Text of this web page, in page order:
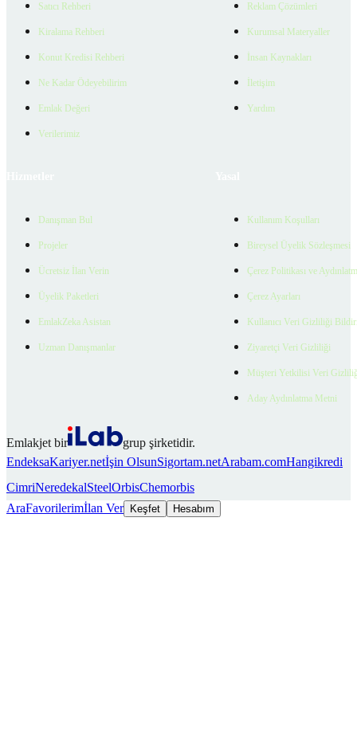
Satıcı Rehberi
Kiralama Rehberi
Konut Kredisi Rehberi
Ne Kadar Ödeyebilirim
Emlak Değeri
Verilerimiz
Reklam Çözümleri
Kurumsal Materyaller
İnsan Kaynakları
İletişim
Yardım
Danışman Bul
Projeler
Ücretsiz İlan Verin
Üyelik Paketleri
EmlakZeka Asistan
Uzman Danışmanlar
Kullanım Koşulları
Bireysel Üyelik Sözleşmesi
Çerez Politikası ve
Çerez Ayarları
Kullanıcı Veri Gizliliği
Ziyaretçi Veri Gizliliği
Müşteri Yetkilisi Veri
Aday Aydınlatma Metni
Emlakjet bir
grup şirketidir.
EndeksaKariyer.netİşin OlsunSigortam.netArabam.comHangikredi
CimriNeredekalSteelOrbisChemorbis
AraFavorilerimİlan Ver Keşfet Hesabım